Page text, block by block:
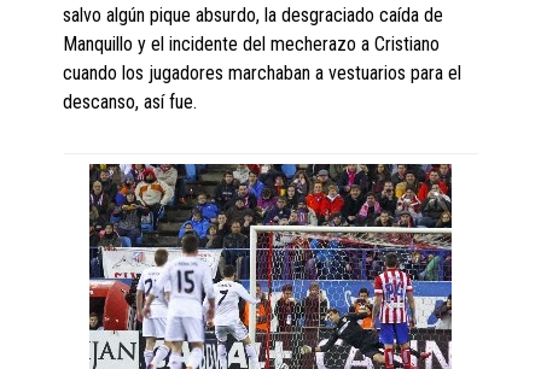
salvo algún pique absurdo, la desgraciado caída de
Manquillo y el incidente del mecherazo a Cristiano
cuando los jugadores marchaban a vestuarios para el
descanso, así fue.